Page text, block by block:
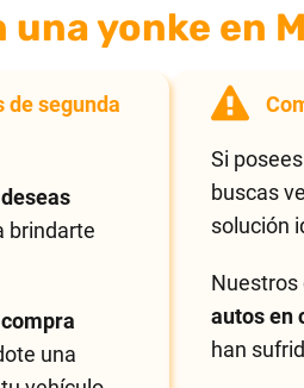
una yonke en
de segunda
deseas
brindarte
una
Si
buscas
solución
autos en
han